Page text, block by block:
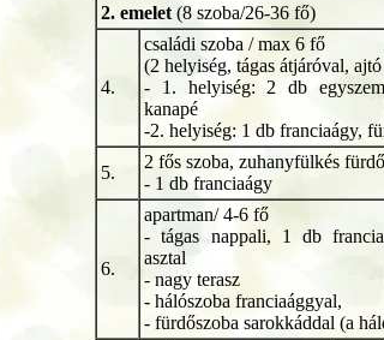
2. emelet (8 szoba/26-36 fő)
4.
családi szoba / max 6 fő
(2 helyiség, tágas átjáróval,
- 1. helyiség: 2 db
kanapé
-2. helyiség: 1 db franciaágy,
5.
2 fős szoba, zuhanyfülkés
- 1 db franciaágy
6.
apartman/ 4-6 fő
- tágas nappali, 1 db
asztal
- nagy terasz
- hálószoba franciaággyal,
- fürdőszoba sarokkáddal (a